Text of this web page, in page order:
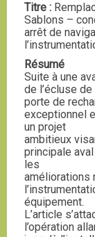
Titre :
Sablons –
arrêt de
Résumé
Suite à une
de l’écluse
porte de
exceptionnel
un projet
ambitieux
principale
les
améliorations
équipement.
L’article
l’opération